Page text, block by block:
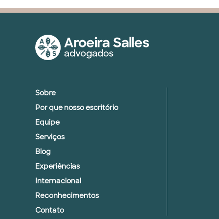
Sobre
Por que nosso escritório
Equipe
Serviços
Blog
Experiências
Internacional
Reconhecimentos
Contato